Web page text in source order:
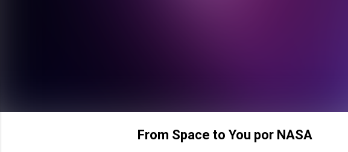
From Space to You por NASA